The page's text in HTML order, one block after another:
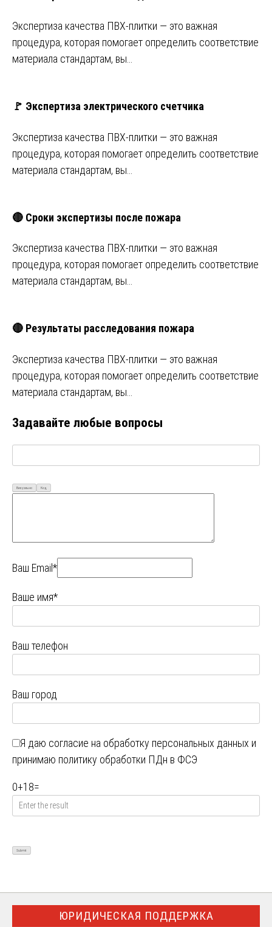
Экспертиза качества ПВХ-плитки — это важная
процедура, которая помогает определить соответствие
материала стандартам, вы…
🚩 Экспертиза электрического счетчика
Экспертиза качества ПВХ-плитки — это важная
процедура, которая помогает определить соответствие
материала стандартам, вы…
🔴 Сроки экспертизы после пожара
Экспертиза качества ПВХ-плитки — это важная
процедура, которая помогает определить соответствие
материала стандартам, вы…
🔴 Результаты расследования пожара
Экспертиза качества ПВХ-плитки — это важная
процедура, которая помогает определить соответствие
материала стандартам, вы…
Задавайте любые вопросы
Визуально Код
Ваш Email*
Ваше имя*
Ваш телефон
Ваш город
Я даю согласие на обработку персональных данных и
принимаю политику обработки ПДн в ФСЭ
0+18=
ЮРИДИЧЕСКАЯ ПОДДЕРЖКА